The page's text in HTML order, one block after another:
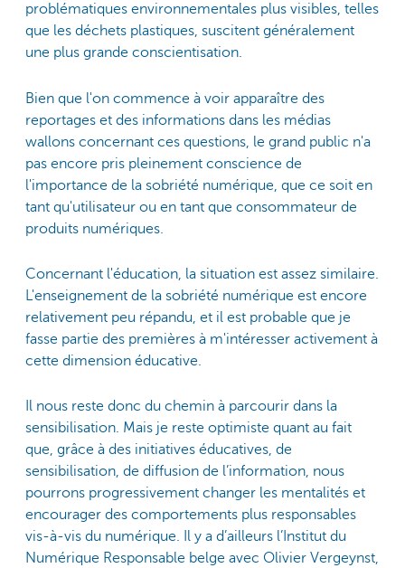
problématiques environnementales plus visibles, telles
que les déchets plastiques, suscitent généralement
une plus grande conscientisation.
Bien que l'on commence à voir apparaître des
reportages et des informations dans les médias
wallons concernant ces questions, le grand public n'a
pas encore pris pleinement conscience de
l'importance de la sobriété numérique, que ce soit en
tant qu'utilisateur ou en tant que consommateur de
produits numériques.
Concernant l'éducation, la situation est assez similaire.
L'enseignement de la sobriété numérique est encore
relativement peu répandu, et il est probable que je
fasse partie des premières à m'intéresser activement à
cette dimension éducative.
Il nous reste donc du chemin à parcourir dans la
sensibilisation. Mais je reste optimiste quant au fait
que, grâce à des initiatives éducatives, de
sensibilisation, de diffusion de l’information, nous
pourrons progressivement changer les mentalités et
encourager des comportements plus responsables
vis-à-vis du numérique. Il y a d’ailleurs l’Institut du
Numérique Responsable belge avec Olivier Vergeynst,